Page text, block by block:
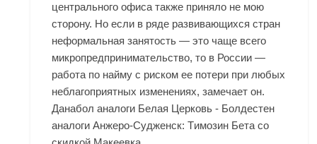
центрального офиса также приняло не мою
сторону. Но если в ряде развивающихся стран
неформальная занятость — это чаще всего
микропредпринимательство, то в России —
работа по найму с риском ее потери при любых
неблагоприятных изменениях, замечает он.
Данабол аналоги Белая Церковь - Болдестен
аналоги Анжеро-Судженск: Tимозин Бета со